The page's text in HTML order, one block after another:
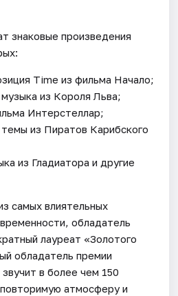
знаковые произведения
Time из фильма Начало;
из Короля Льва;
Интерстеллар;
из Пиратов Карибского
из Гладиатора и другие
самых влиятельных
обладатель
лауреат «Золотого
обладатель премии
в более чем 150
атмосферу и